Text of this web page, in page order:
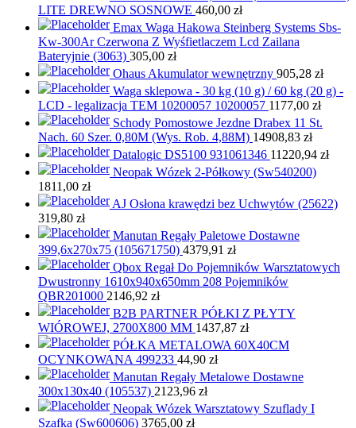
LITE DREWNO SOSNOWE 460,00 zł
Emax Waga Hakowa Steinberg Systems Sbs-
Kw-300Ar Czerwona Z Wyśfietlaczem Lcd Zailana
Bateryjnie (3063) 305,00 zł
Ohaus Akumulator wewnętrzny 905,28 zł
Waga sklepowa - 30 kg (10 g) / 60 kg (20 g) -
LCD - legalizacja TEM 10200057 10200057 1177,00 zł
Schody Pomostowe Jezdne Drabex 11 St.
Nach. 60 Szer. 0,80M (Wys. Rob. 4,88M) 14908,83 zł
Datalogic DS5100 931061346 11220,94 zł
Neopak Wózek 2-Półkowy (Sw540200)
1811,00 zł
AJ Osłona krawędzi bez Uchwytów (25622)
319,80 zł
Manutan Regały Paletowe Dostawne
399,6x270x75 (105671750) 4379,91 zł
Qbox Regał Do Pojemników Warsztatowych
Dwustronny 1610x940x650mm 208 Pojemników
QBR201000 2146,92 zł
B2B PARTNER PÓŁKI Z PŁYTY
WIÓROWEJ, 2700X800 MM 1437,87 zł
PÓŁKA METALOWA 60X40CM
OCYNKOWANA 499233 44,90 zł
Manutan Regały Metalowe Dostawne
300x130x40 (105537) 2123,96 zł
Neopak Wózek Warsztatowy Szuflady I
Szafka (Sw600606) 3765,00 zł